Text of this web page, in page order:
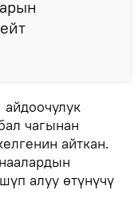
чагынан
айткан.
алуу өтүнүчү